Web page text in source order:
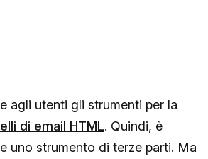
agli utenti gli strumenti per la
di email HTML. Quindi, è
uno strumento di terze parti. Ma